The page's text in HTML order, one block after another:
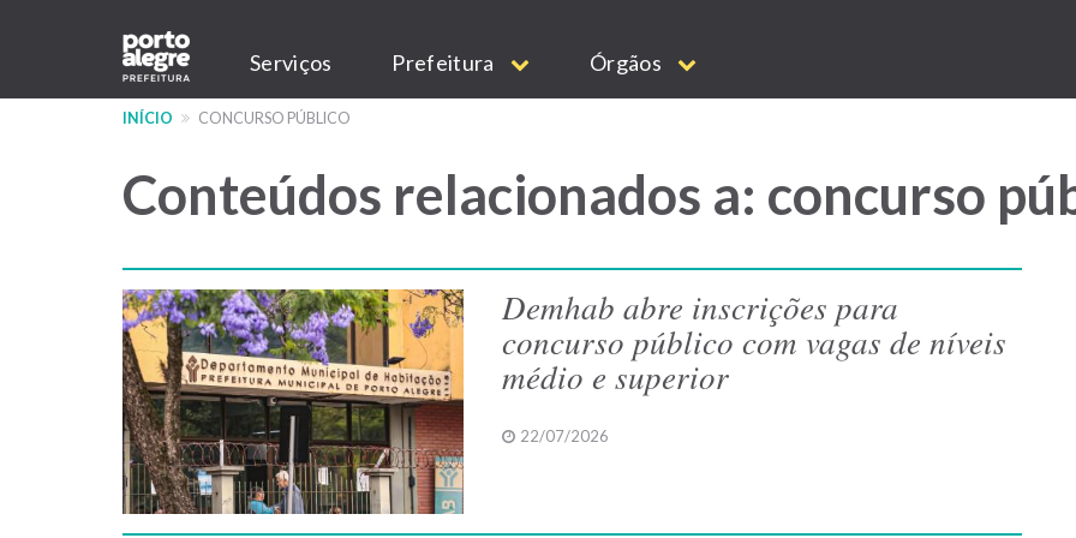
conteúdo
Main
navigation
Serviços Prefeitura Órgãos
INÍCIO CONCURSO PÚBLICO
Conteúdos relacionados a: concurso
Demhab abre inscrições para
concurso público com vagas de níveis
médio e superior
22/07/2026